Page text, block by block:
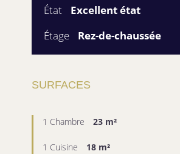
État
Excellent état
Étage
Rez-de-chaussée
SURFACES
1 Chambre 23 m²
1 Cuisine 18 m²